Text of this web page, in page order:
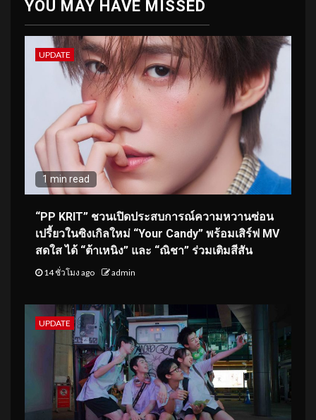
YOU MAY HAVE MISSED
UPDATE
1 min read
“PP KRIT” ชวนเปิดประสบการณ์ความหวานซ่อน
เปรี้ยวในซิงเกิลใหม่ “Your Candy” พร้อมเสิร์ฟ MV
สดใส ได้ “ต้าเหนิง” และ “ณิชา” ร่วมเติมสีสัน
14 ชั่วโมง ago admin
UPDATE